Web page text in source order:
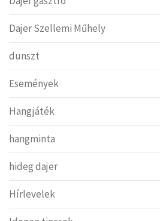
Dajer Szellemi Műhely
dunszt
Események
Hangjáték
hangminta
hideg dajer
Hírlevelek